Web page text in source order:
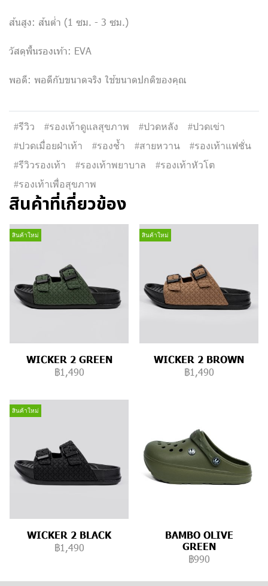
ส้นสูง: ส้นต่ำ (1 ซม. - 3 ซม.)
วัสดุพื้นรองเท้า: EVA
พอดี: พอดีกับขนาดจริง ใช้ขนาดปกติของคุณ
#รีวิว #รองเท้าดูแลสุขภาพ #ปวดหลัง
#ปวดเข่า
#ปวดเมื่อยฝ่าเท้า
#รองช้ำ #สายหวาน
#รองเท้าแฟชั่น
#รีวิวรองเท้า
#รองเท้าพยาบาล
#รองเท้าหัวโต
#รองเท้าเพื่อสุขภาพ
สินค้าที่เกี่ยวข้อง
สินค้าใหม่
WICKER 2 GREEN
฿1,490
สินค้าใหม่
WICKER 2 BROWN
฿1,490
สินค้าใหม่
WICKER 2 BLACK
฿1,490
BAMBO OLIVE
GREEN
฿990